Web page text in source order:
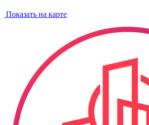
Показать на карте